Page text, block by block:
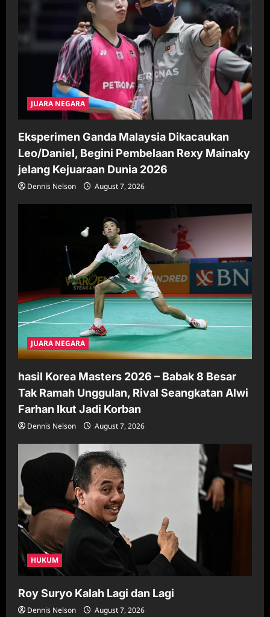
JUARA NEGARA
Eksperimen Ganda Malaysia Dikacaukan
Leo/Daniel, Begini Pembelaan Rexy Mainaky
jelang Kejuaraan Dunia 2026
Dennis Nelson August 7, 2026
JUARA NEGARA
hasil Korea Masters 2026 – Babak 8 Besar
Tak Ramah Unggulan, Rival Seangkatan Alwi
Farhan Ikut Jadi Korban
Dennis Nelson August 7, 2026
HUKUM
Roy Suryo Kalah Lagi dan Lagi
Dennis Nelson August 7, 2026